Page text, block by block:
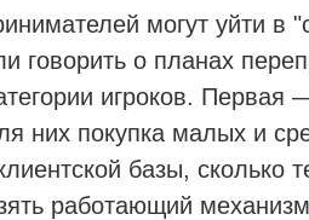
могут уйти в
говорить о планах
игроков. Первая
них покупка малых и
базы, сколько
работающий